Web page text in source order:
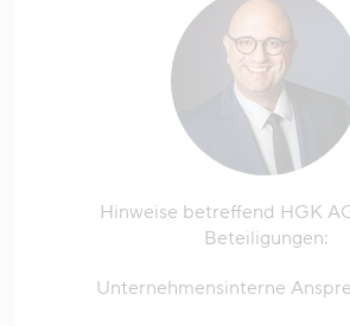
Hinweise betreffend HGK
Beteiligungen:
Unternehmensinterne